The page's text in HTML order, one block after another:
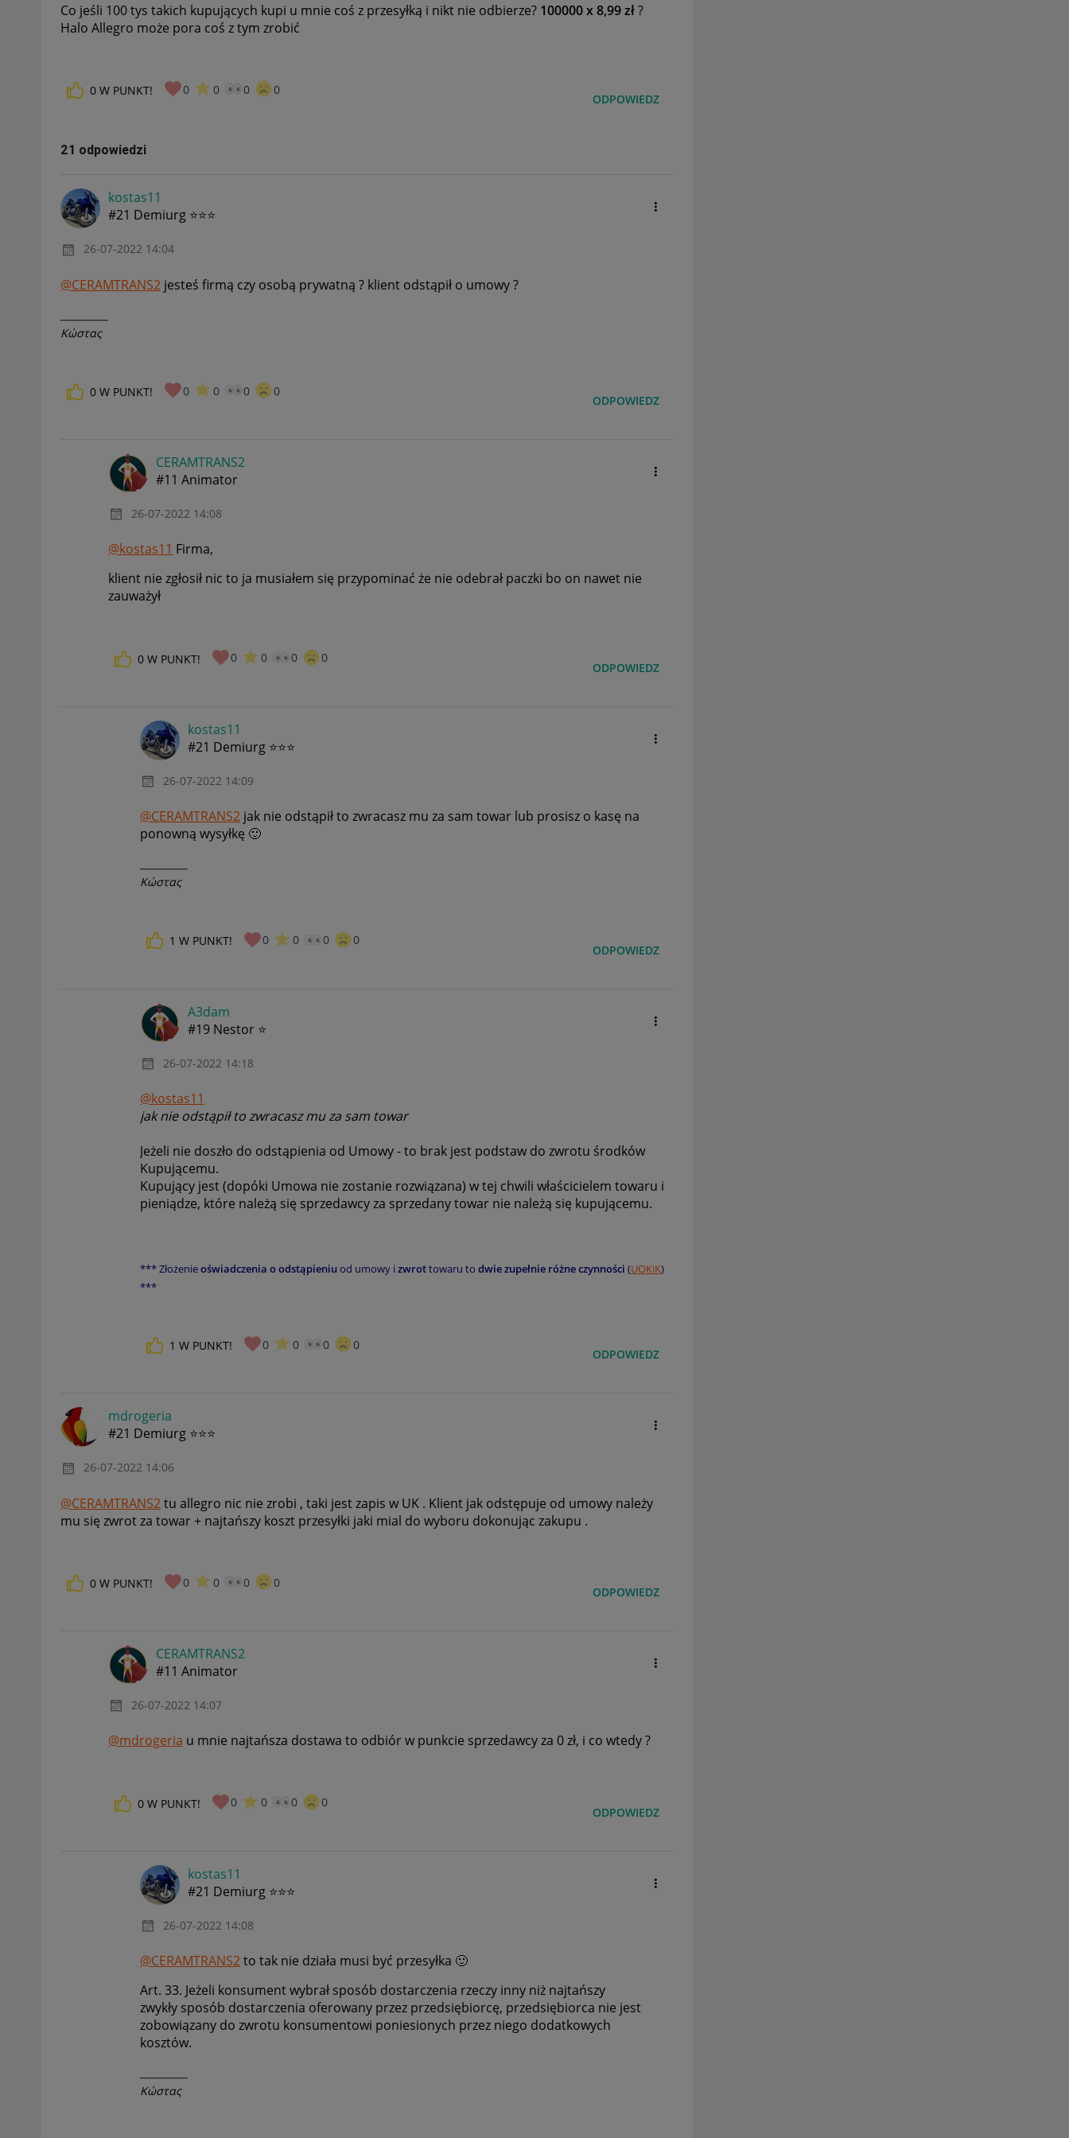
Co jeśli 100 tys takich kupujących kupi u mnie coś z przesyłką i nikt nie odbierze? 100000 x 8,99 zł?
Halo Allegro może pora coś z tym zrobić
0 W PUNKT! 0 0 0 0
ODPOWIEDZ
21 odpowiedzi
kostas11
#21 Demiurg ⭐⭐⭐
‎26-07-2022 14:04
@CERAMTRANS2 jesteś firmą czy osobą prywatną ? klient odstąpił o umowy ?
Κώστας
0 W PUNKT! 0 0 0 0
ODPOWIEDZ
CERAMTRANS2
#11 Animator
‎26-07-2022 14:08
@kostas11 Firma,
klient nie zgłosił nic to ja musiałem się przypominać że nie odebrał paczki bo on nawet nie
zauważył
0 W PUNKT! 0 0 0 0
ODPOWIEDZ
kostas11
#21 Demiurg ⭐⭐⭐
‎26-07-2022 14:09
@CERAMTRANS2 jak nie odstąpił to zwracasz mu za sam towar lub prosisz o kasę na
ponowną wysyłkę 🙂
Κώστας
1 W PUNKT! 0 0 0 0
ODPOWIEDZ
A3dam
#19 Nestor ⭐
‎26-07-2022 14:18
@kostas11
jak nie odstąpił to zwracasz mu za sam towar
Jeżeli nie doszło do odstąpienia od Umowy - to brak jest podstaw do zwrotu środków
Kupującemu.
Kupujący jest (dopóki Umowa nie zostanie rozwiązana) w tej chwili właścicielem towaru i
pieniądze, które należą się sprzedawcy za sprzedany towar nie należą się kupującemu.
*** Złożenieoświadczenia o odstąpieniuod umowy i zwrottowaru to dwie zupełnie różne czynności (UOKiK)
***
1 W PUNKT! 0 0 0 0
ODPOWIEDZ
mdrogeria
#21 Demiurg ⭐⭐⭐
‎26-07-2022 14:06
@CERAMTRANS2tu allegro nic nie zrobi , taki jest zapis w UK . Klient jak odstępuje od umowy należy
mu się zwrot za towar + najtańszy koszt przesyłki jaki mial do wyboru dokonując zakupu .
0 W PUNKT! 0 0 0 0
ODPOWIEDZ
CERAMTRANS2
#11 Animator
‎26-07-2022 14:07
@mdrogeria u mnie najtańsza dostawa to odbiór w punkcie sprzedawcy za 0 zł, i co wtedy ?
0 W PUNKT! 0 0 0 0
ODPOWIEDZ
kostas11
#21 Demiurg ⭐⭐⭐
‎26-07-2022 14:08
@CERAMTRANS2to tak nie działa musi być przesyłka 🙂
Art. 33. Jeżeli konsument wybrał sposób dostarczenia rzeczy inny niż najtańszy
zwykły sposób dostarczenia oferowany przez przedsiębiorcę, przedsiębiorca nie jest
zobowiązany do zwrotu konsumentowi poniesionych przez niego dodatkowych
kosztów.
Κώστας